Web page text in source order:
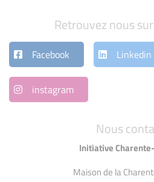
Nous
Initiative
Maison de la
Retrouvez nous
Facebook Linkedin
instagram